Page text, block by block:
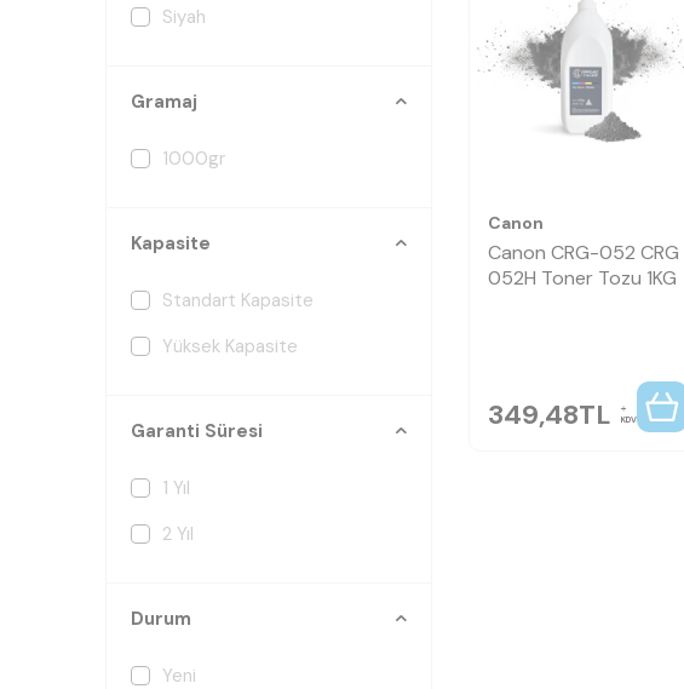
Siyah
Gramaj
1000gr
Kapasite
Standart Kapasite
Yüksek Kapasite
Garanti Süresi
1 Yıl
2 Yıl
Durum
Yeni
Canon
Canon CRG-052 CRG
052H Toner Tozu 1KG
349,48TL KDV